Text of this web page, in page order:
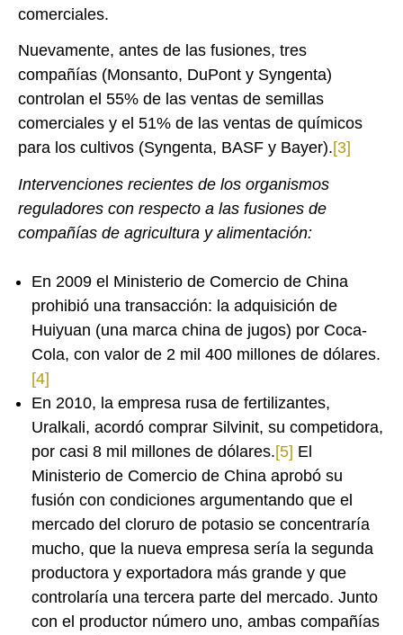
comerciales.
Nuevamente, antes de las fusiones, tres
compañías (Monsanto, DuPont y Syngenta)
controlan el 55% de las ventas de semillas
comerciales y el 51% de las ventas de químicos
para los cultivos (Syngenta, BASF y Bayer).[3]
Intervenciones recientes de los organismos
reguladores con respecto a las fusiones de
compañías de agricultura y alimentación:
En 2009 el Ministerio de Comercio de China
prohibió una transacción: la adquisición de
Huiyuan (una marca china de jugos) por Coca-
Cola, con valor de 2 mil 400 millones de dólares.
[4]
En 2010, la empresa rusa de fertilizantes,
Uralkali, acordó comprar Silvinit, su competidora,
por casi 8 mil millones de dólares.[5] El
Ministerio de Comercio de China aprobó su
fusión con condiciones argumentando que el
mercado del cloruro de potasio se concentraría
mucho, que la nueva empresa sería la segunda
productora y exportadora más grande y que
controlaría una tercera parte del mercado. Junto
con el productor número uno, ambas compañías